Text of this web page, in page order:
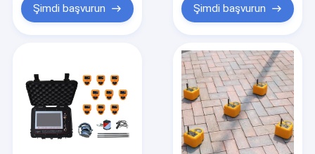
Ürünler
Hakkımızda
Fabrika turu
Şimdi başvurun Şimdi başvurun